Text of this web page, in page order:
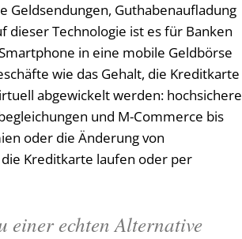
Geldsendungen, Guthabenaufladung
dieser Technologie ist es für Banken
in eine mobile Geldbörse
wie das Gehalt, die Kreditkarte
abgewickelt werden: hochsichere
und M-Commerce bis
oder die Änderung von
Kreditkarte laufen oder per
einer echten Alternative